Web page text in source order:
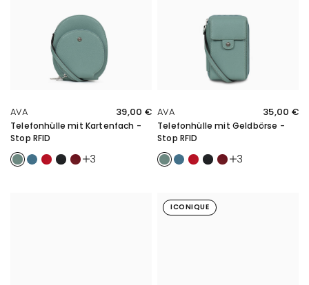
AVA 39,00 €
Telefonhülle mit Kartenfach -
Stop RFID
KakiBleuRouge
NoirCarmin
3
AVA 35,00 €
Telefonhülle mit Geldbörse -
Stop RFID
KakiBleuRouge
NoirCarmin
3
ICONIQUE